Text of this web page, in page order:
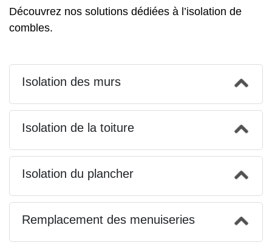
Découvrez nos solutions dédiées à l’isolation de
combles.
Isolation des murs
Isolation de la toiture
Isolation du plancher
Remplacement des menuiseries